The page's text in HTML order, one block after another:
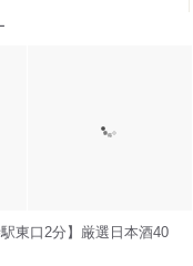
東口2分】厳選日本酒40